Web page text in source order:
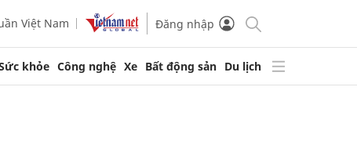
Việt Nam Đăng nhập
khỏe Công nghệ Xe Bất động sản Du lịch